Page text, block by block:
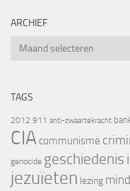
ARCHIEF
Archief
TAGS
2012 911 anti-zwaartekracht
CIA communisme
genocide geschiedenis
jezuïeten lezing